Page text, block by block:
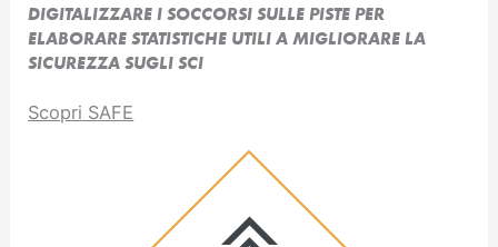
DIGITALIZZARE I SOCCORSI SULLE PISTE PER
ELABORARE STATISTICHE UTILI A MIGLIORARE LA
SICUREZZA SUGLI SCI
Scopri SAFE